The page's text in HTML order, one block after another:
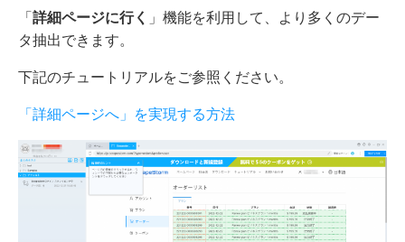
「 詳細ページに行く
」機能を利用して、より多くのデー
タ抽出できます。
下記のチュートリアルをご参照ください。
「詳細ページへ」を実現する方法